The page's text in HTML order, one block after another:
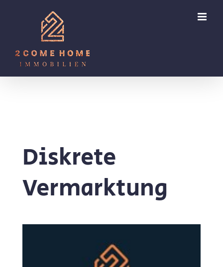
Diskrete
Vermarktung